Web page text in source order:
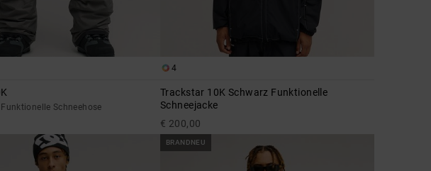
Schneehose
4
Trackstar 10K Schwarz Funktionelle
Schneejacke
€ 200,00
BRANDNEU